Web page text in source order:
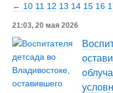
← 10 11 12 13 14 15 16
21:03, 20 мая 2026